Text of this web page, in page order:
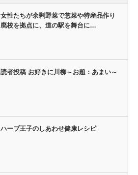
女性たちが余剰野菜で惣菜や特産品作り
廃校を拠点に、道の駅を舞台に…
読者投稿 お好きに川柳～お題：あまい～
ハーブ王子のしあわせ健康レシピ